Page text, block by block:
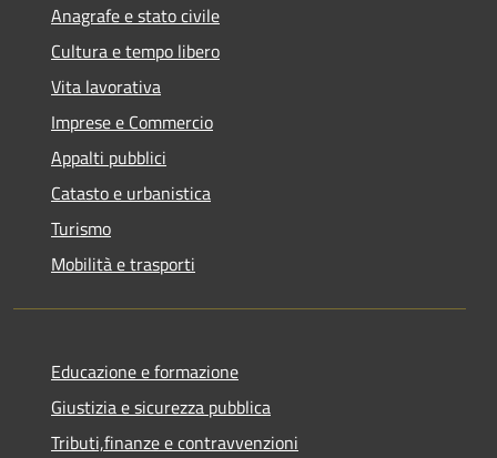
Anagrafe e stato civile
Cultura e tempo libero
Vita lavorativa
Imprese e Commercio
Appalti pubblici
Catasto e urbanistica
Turismo
Mobilità e trasporti
Educazione e formazione
Giustizia e sicurezza pubblica
Tributi,finanze e contravvenzioni